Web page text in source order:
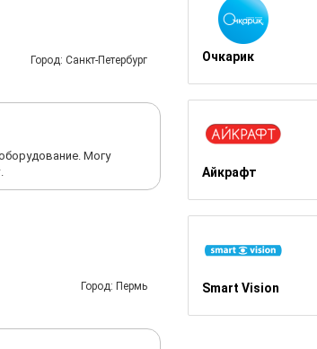
Очкарик
Айкрафт
Smart Vision
Город: Санкт-Петербург
Могу
Город: Пермь